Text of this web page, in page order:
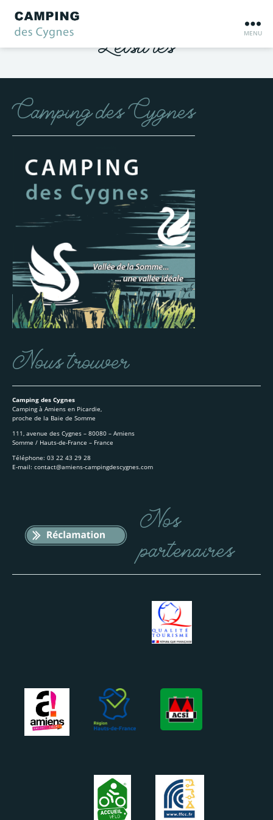
MENU
Leisures
Camping des Cygnes
Nous trouver
Camping des Cygnes
Camping à Amiens en Picardie,
proche de la Baie de Somme
111, avenue des Cygnes – 80080 – Amiens
Somme / Hauts-de-France – France
Téléphone: 03 22 43 29 28
E-mail: contact@amiens-campingdescygnes.com
Nos
partenaires